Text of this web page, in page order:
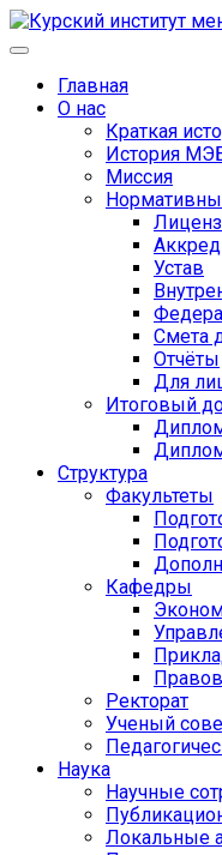
Главная
О нас
Краткая
История
Миссия
Устав
Смета
Отчёты
Для
Итоговый
Структура
Факультеты
Кафедры
Ректорат
Ученый
Наука
Научные
Локальные